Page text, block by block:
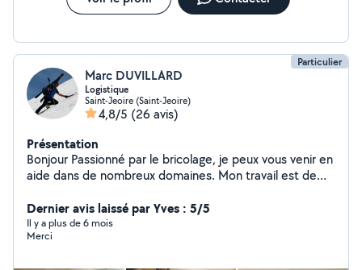
Particulier
Marc DUVILLARD
Logistique
Saint-Jeoire (Saint-Jeoire)
4,8/5 (26 avis)
Présentation
Bonjour Passionné par le bricolage, je peux vous venir en
aide dans de nombreux domaines. Mon travail est de
contacter
Dernier avis laissé par Yves : 5/5
Il y a plus de 6 mois
Merci